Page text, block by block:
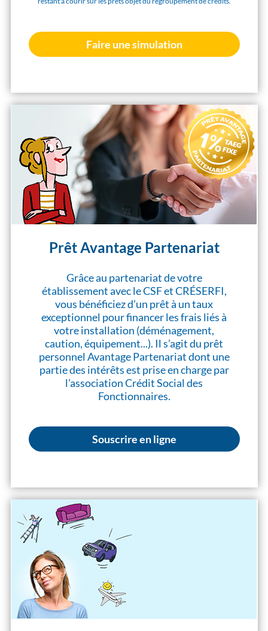
Faire une simulation
Prêt Avantage Partenariat
Grâce au partenariat de votre
établissement avec le CSF et CRÉSERFI,
vous bénéficiez d’un prêt à un taux
exceptionnel pour financer les frais liés à
votre installation (déménagement,
caution, équipement...). Il s’agit du prêt
personnel Avantage Partenariat dont une
partie des intérêts est prise en charge par
l’association Crédit Social des
Fonctionnaires.
Souscrire en ligne